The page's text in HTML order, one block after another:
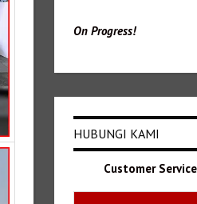
On Progress!
HUBUNGI KAMI
Customer Service